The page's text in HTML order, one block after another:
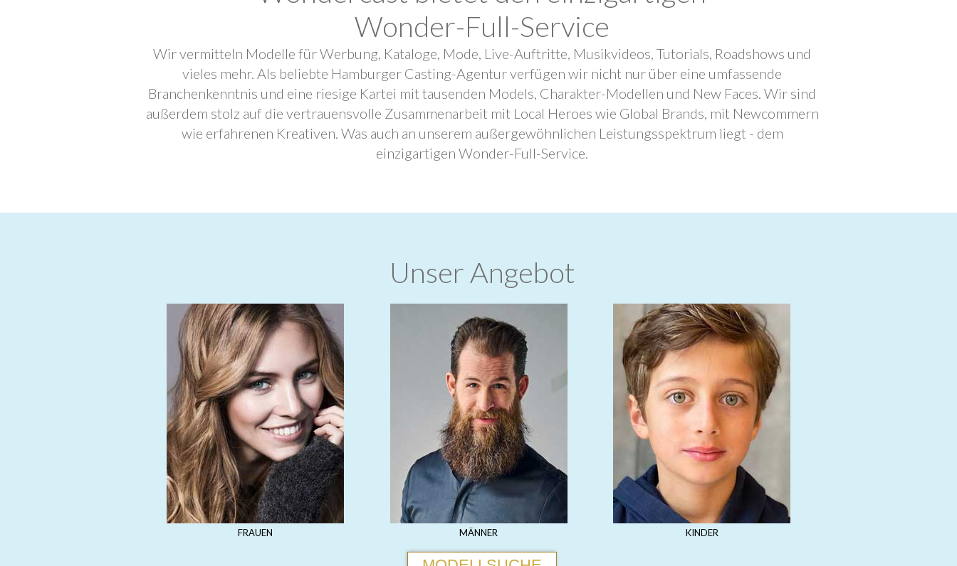
Wonder-Full-Service
Wir vermitteln Modelle für Werbung, Kataloge, Mode, Live-Auftritte, Musikvideos, Tutorials, Roadshows und
vieles mehr. Als beliebte Hamburger Casting-Agentur verfügen wir nicht nur über eine umfassende
Branchenkenntnis und eine riesige Kartei mit tausenden Models, Charakter-Modellen und New Faces. Wir sind
außerdem stolz auf die vertrauensvolle Zusammenarbeit mit Local Heroes wie Global Brands, mit Newcommern
wie erfahrenen Kreativen. Was auch an unserem außergewöhnlichen Leistungsspektrum liegt - dem
einzigartigen Wonder-Full-Service.
Unser Angebot
FRAUEN MÄNNER KINDER